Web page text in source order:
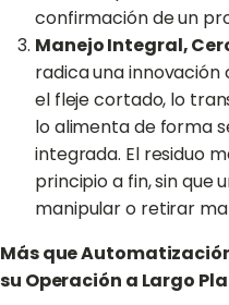
confirmación de un
Manejo Integral,
radica una innovación
el fleje cortado, lo
lo alimenta de forma
integrada. El residuo
principio a fin, sin que
manipular o retirar
Más que
su Operación a Largo